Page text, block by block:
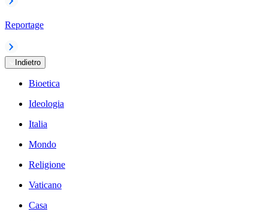
Reportage
Indietro
Bioetica
Ideologia
Italia
Mondo
Religione
Vaticano
Casa